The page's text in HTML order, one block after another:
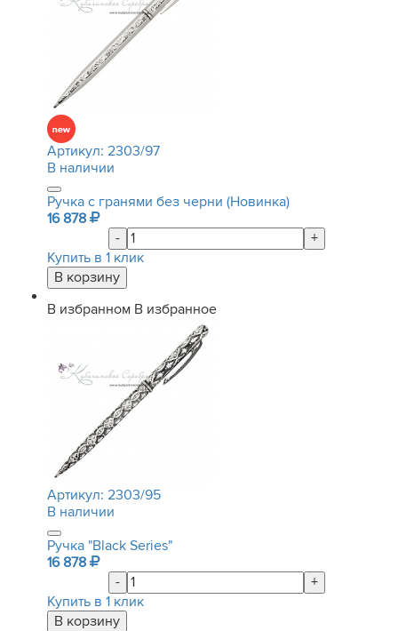
Артикул: 2303/97
В наличии
Ручка с гранями без черни (Новинка)
16 878
-
+
Купить в 1 клик
В избранном В избранное
Артикул: 2303/95
В наличии
Ручка "Black Series"
16 878
-
+
Купить в 1 клик